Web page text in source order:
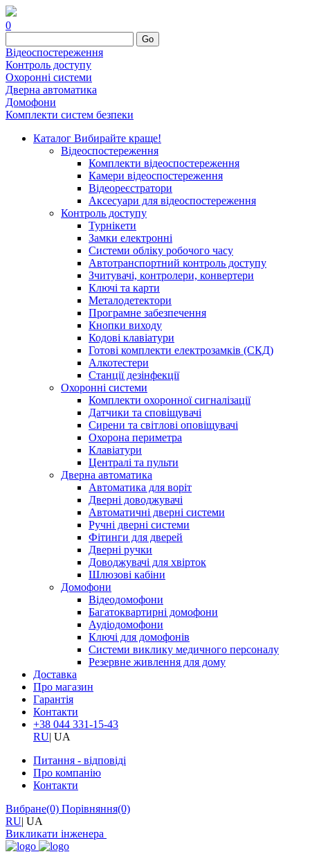
0
Go
Відеоспостереження
Контроль доступу
Охоронні системи
Дверна автоматика
Домофони
Комплекти систем безпеки
Каталог Вибирайте краще!
Відеоспостереження
Комплекти відеоспостереження
Камери відеоспостереження
Відеореєстратори
Аксесуари для відеоспостереження
Контроль доступу
Турнікети
Замки електронні
Системи обліку робочого часу
Автотранспортний контроль доступу
Зчитувачі, контролери, конвертери
Ключі та карти
Металодетектори
Програмне забезпечення
Кнопки виходу
Кодові клавіатури
Готові комплекти електрозамків (СКД)
Алкотестери
Станції дезінфекції
Охоронні системи
Комплекти охоронної сигналізації
Датчики та сповіщувачі
Сирени та світлові оповіщувачі
Охорона периметра
Клавіатури
Централі та пульти
Дверна автоматика
Автоматика для воріт
Дверні доводжувачі
Автоматичні дверні системи
Ручні дверні системи
Фітинги для дверей
Дверні ручки
Доводжувачі для хвірток
Шлюзові кабіни
Домофони
Відеодомофони
Багатоквартирні домофони
Аудіодомофони
Ключі для домофонів
Системи виклику медичного персоналу
Резервне живлення для дому
Доставка
Про магазин
Гарантія
Контакти
+38 044 331-15-43
RU| UA
Питання - відповіді
Про компанію
Контакти
Вибране(0) Порівняння(0)
RU| UA
Викликати інженера